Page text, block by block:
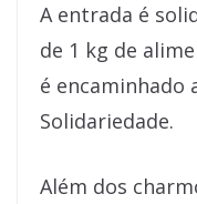
A entrada é
de 1 kg de
é encaminhado
Solidariedade.
Além dos